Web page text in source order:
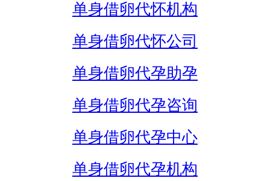
单身借卵代怀机构
单身借卵代怀公司
单身借卵代孕助孕
单身借卵代孕咨询
单身借卵代孕中心
单身借卵代孕机构